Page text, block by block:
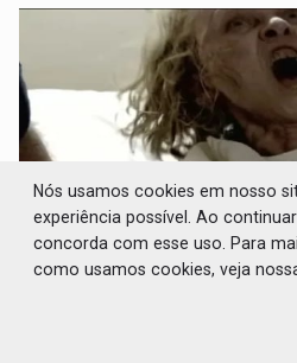
POSSESSÃO DE
mistura mistério e
Nós usamos cookies em nosso
experiência possível. Ao
concorda com esse uso. Para
como usamos cookies, veja